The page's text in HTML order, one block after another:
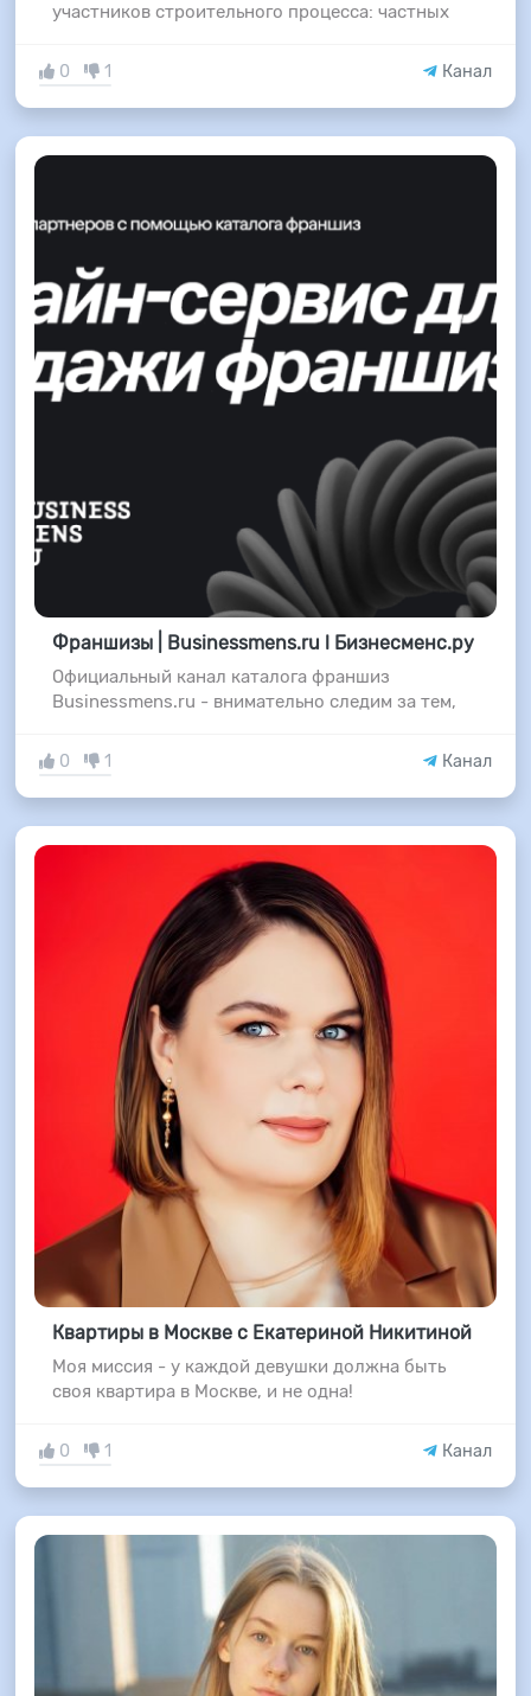
участников строительного процесса: частных
0 1 Канал
Франшизы | Businessmens.ru l Бизнесменс.ру
Официальный канал каталога франшиз
Businessmens.ru - внимательно следим за тем,
0 1 Канал
Квартиры в Москве с Екатериной Никитиной
Моя миссия - у каждой девушки должна быть
своя квартира в Москве, и не одна!
0 1 Канал